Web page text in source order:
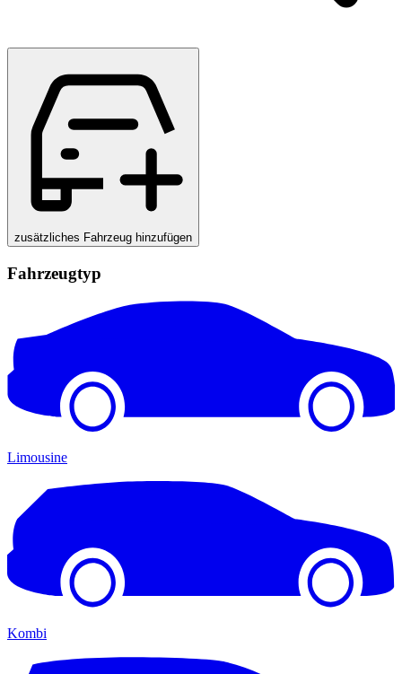
zusätzliches Fahrzeug hinzufügen
Fahrzeugtyp
Limousine
Kombi